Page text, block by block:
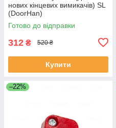
нових кінцевих вимикачів) SL
(DoorHan)
Готово до відправки
312 ₴ 520 ₴
Купити
–22%